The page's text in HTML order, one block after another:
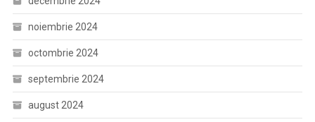
noiembrie 2024
octombrie 2024
septembrie 2024
august 2024